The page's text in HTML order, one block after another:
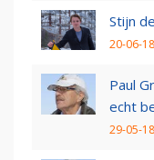
Stijn
20-06-
Paul
echt
29-05-